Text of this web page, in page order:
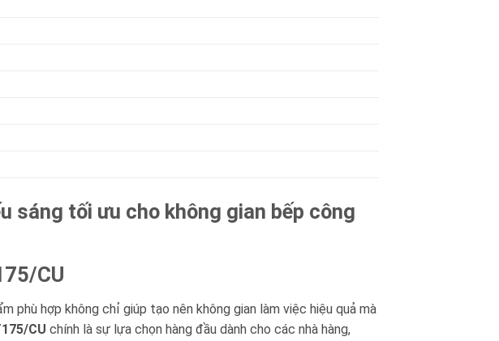
sáng tối ưu cho không gian bếp công
CU
phù hợp không chỉ giúp tạo nên không gian làm việc hiệu quả mà
CU chính là sự lựa chọn hàng đầu dành cho các nhà hàng,